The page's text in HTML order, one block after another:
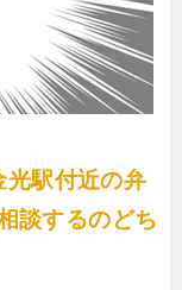
光駅付近の弁
談するのどち